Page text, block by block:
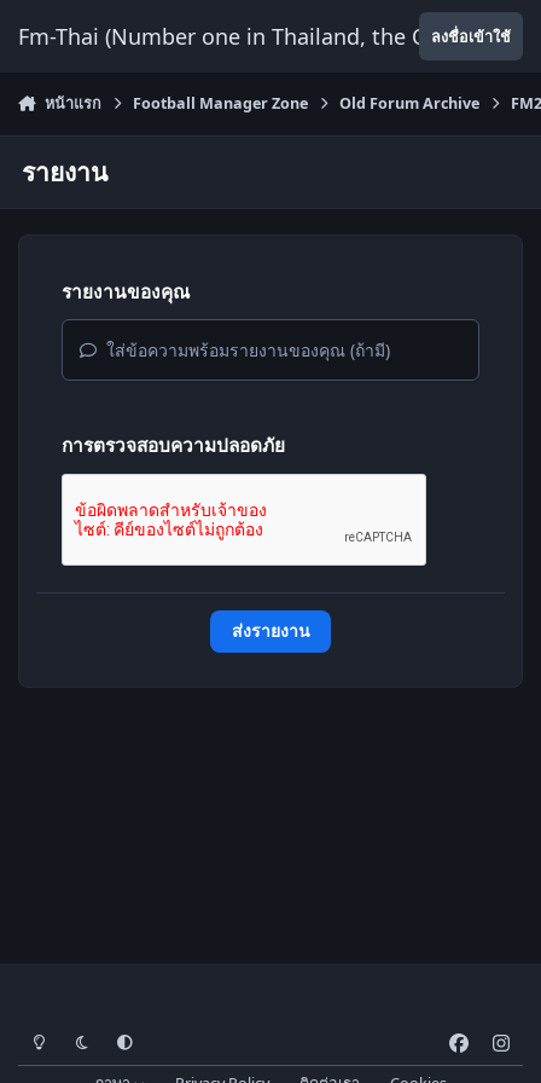
Fm-Thai (Number one in Thailand, the Onlyลงชื่อเข้าใช้
หน้าแรก Football Manager Zone Old Forum Archive
รายงาน
รายงานของคุณ
ใส่ข้อความพร้อมรายงานของคุณ (ถ้ามี)
การตรวจสอบความปลอดภัย
ส่งรายงาน
โหมดสว่างโหมดมืด การตั้งค่าระบบ
a
n